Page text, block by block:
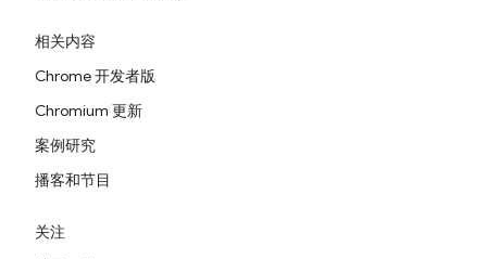
相关内容
Chrome 开发者版
Chromium 更新
案例研究
播客和节目
关注